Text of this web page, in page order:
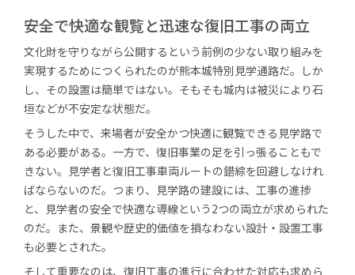
安全で快適な観覧と迅速な復旧工事の両立
文化財を守りながら公開するという前例の少ない取り組みを
実現するためにつくられたのが熊本城特別見学通路だ。しか
し、その設置は簡単ではない。そもそも城内は被災により石
垣などが不安定な状態だ。
そうした中で、来場者が安全かつ快適に観覧できる見学路で
ある必要がある。一方で、復旧事業の足を引っ張ることもで
きない。見学者と復旧工事車両ルートの錯綜を回避しなけれ
ばならないのだ。つまり、見学路の建設には、工事の進捗
と、見学者の安全で快適な導線という2つの両立が求められた
のだ。また、景観や歴史的価値を損なわない設計・設置工事
も必要とされた。
そして重要なのは、復旧工事の進行に合わせた対応も求めら